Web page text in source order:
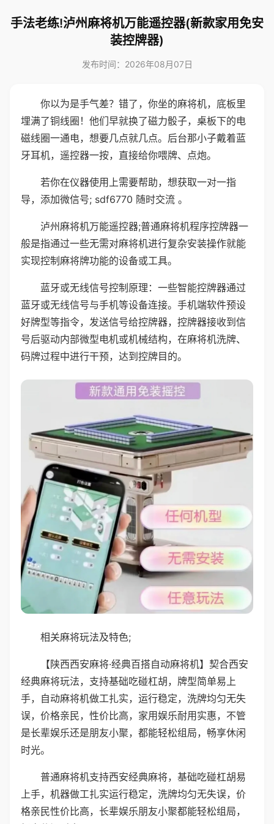
手法老练!泸州麻将机万能遥控器(新款家用免安
装控牌器)
发布时间：2026年08月07日
你以为是手气差？错了，你坐的麻将机，底板里
埋满了铜线圈！他们早就换了磁力骰子，桌板下的电
磁线圈一通电，想要几点就几点。后台那小子戴着蓝
牙耳机，遥控器一按，直接给你喂牌、点炮。
若你在仪器使用上需要帮助，想获取一对一指
导，添加微信号; sdf6770 随时交流 。
泸州麻将机万能遥控器;普通麻将机程序控牌器一
般是指通过一些无需对麻将机进行复杂安装操作就能
实现控制麻将牌功能的设备或工具。
蓝牙或无线信号控制原理：一些智能控牌器通过
蓝牙或无线信号与手机等设备连接。手机端软件预设
好牌型等指令，发送信号给控牌器，控牌器接收到信
号后驱动内部微型电机或机械结构，在麻将机洗牌、
码牌过程中进行干预，达到控牌目的。
相关麻将玩法及特色;
【陕西西安麻将·经典百搭自动麻将机】契合西安
经典麻将玩法，支持基础吃碰杠胡，牌型简单易上
手，自动麻将机做工扎实，运行稳定，洗牌均匀无失
误，价格亲民，性价比高，家用娱乐耐用实惠，不管
是长辈娱乐还是朋友小聚，都能轻松组局，畅享休闲
时光。
普通麻将机支持西安经典麻将，基础吃碰杠胡易
上手，机器做工扎实运行稳定，洗牌均匀无失误，价
格亲民性价比高，长辈娱乐朋友小聚都能轻松组局，